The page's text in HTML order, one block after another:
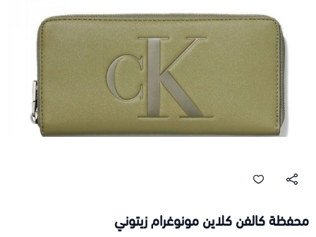
محفظة كالفن كلاين مونوغرام زيتوني